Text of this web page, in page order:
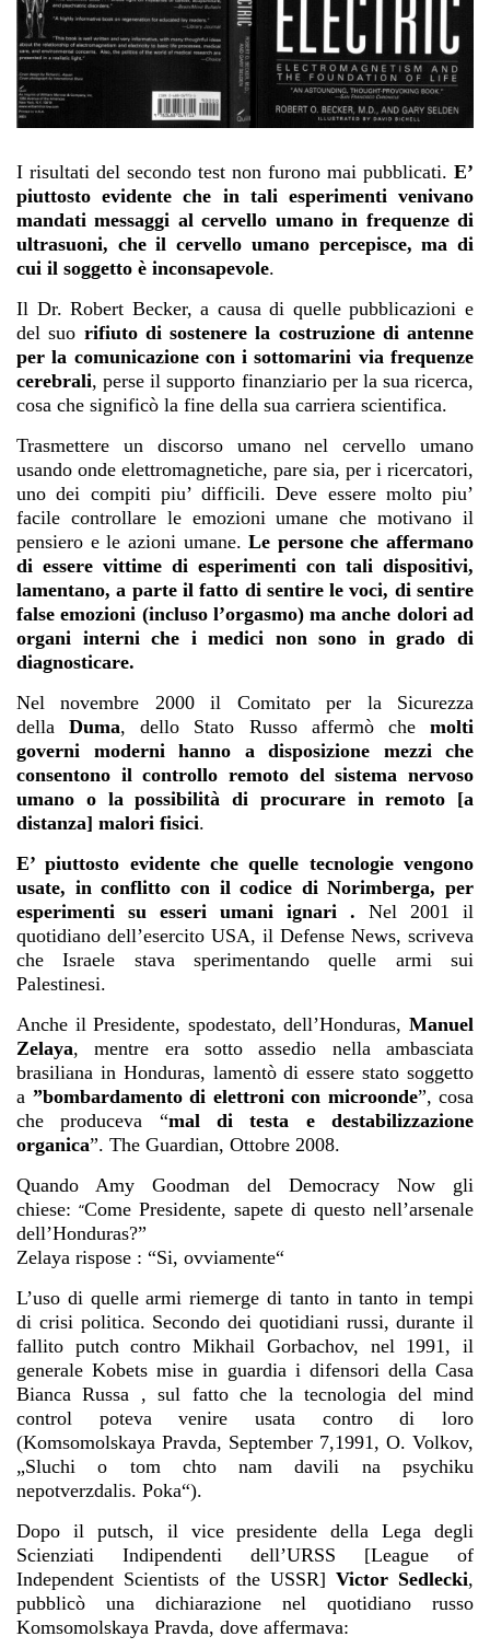
I risultati del secondo test non furono mai pubblicati. E’
piuttosto evidente che in tali esperimenti venivano
mandati messaggi al cervello umano in frequenze di
ultrasuoni, che il cervello umano percepisce, ma di
cui il soggetto è inconsapevole.
Il Dr. Robert Becker, a causa di quelle pubblicazioni e
del suo rifiuto di sostenere la costruzione di antenne
per la comunicazione con i sottomarini via frequenze
cerebrali, perse il supporto finanziario per la sua ricerca,
cosa che significò la fine della sua carriera scientifica.
Trasmettere un discorso umano nel cervello umano
usando onde elettromagnetiche, pare sia, per i ricercatori,
uno dei compiti piu’ difficili. Deve essere molto piu’
facile controllare le emozioni umane che motivano il
pensiero e le azioni umane. Le persone che affermano
di essere vittime di esperimenti con tali dispositivi,
lamentano, a parte il fatto di sentire le voci, di sentire
false emozioni (incluso l’orgasmo) ma anche dolori ad
organi interni che i medici non sono in grado di
diagnosticare.
Nel novembre 2000 il Comitato per la Sicurezza
dellaDuma, dello Stato Russo affermò chemolti
governi moderni hanno a disposizione mezzi che
consentono il controllo remoto del sistema nervoso
umano o la possibilità di procurare in remoto [a
distanza] malori fisici.
E’ piuttosto evidente che quelle tecnologie vengono
usate, in conflitto con il codice di Norimberga, per
esperimenti su esseri umani ignari . Nel 2001 il
quotidiano dell’esercito USA, il Defense News, scriveva
che Israele stava sperimentando quelle armi sui
Palestinesi.
Anche il Presidente, spodestato, dell’Honduras, Manuel
Zelaya, mentre era sotto assedio nella ambasciata
brasiliana in Honduras, lamentò di essere stato soggetto
a ”bombardamento di elettroni con microonde”, cosa
che produceva “mal di testa e destabilizzazione
organica”. The Guardian, Ottobre 2008.
Quando Amy Goodman del Democracy Now gli
chiese: “Come Presidente, sapete di questo nell’arsenale
dell’Honduras?”
Zelaya rispose : “Si, ovviamente“
L’uso di quelle armi riemerge di tanto in tanto in tempi
di crisi politica. Secondo dei quotidiani russi, durante il
fallito putch contro Mikhail Gorbachov, nel 1991, il
generale Kobets mise in guardia i difensori della Casa
Bianca Russa , sul fatto che la tecnologia del mind
control poteva venire usata contro di loro
(Komsomolskaya Pravda, September 7,1991, O. Volkov,
„Sluchi o tom chto nam davili na psychiku
nepotverzdalis. Poka“).
Dopo il putsch, il vice presidente della Lega degli
Scienziati Indipendenti dell’URSS [League of
Independent Scientists of the USSR] Victor Sedlecki,
pubblicò una dichiarazione nel quotidiano russo
Komsomolskaya Pravda, dove affermava: